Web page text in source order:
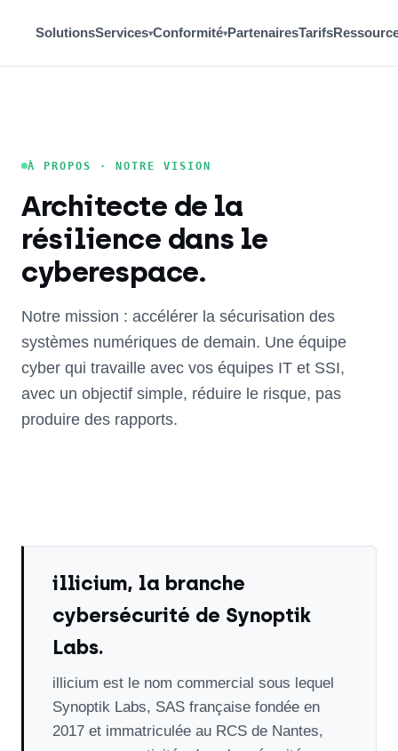
SolutionsServices▾Conformité▾PartenairesTarifs
À PROPOS · NOTRE VISION
Architecte de la
résilience dans le
cyberespace.
Notre mission : accélérer la sécurisation des
systèmes numériques de demain. Une équipe
cyber qui travaille avec vos équipes IT et SSI,
avec un objectif simple, réduire le risque, pas
produire des rapports.
illicium, la branche
cybersécurité de Synoptik
Labs.
illicium est le nom commercial sous lequel
Synoptik Labs, SAS française fondée en
2017 et immatriculée au RCS de Nantes,